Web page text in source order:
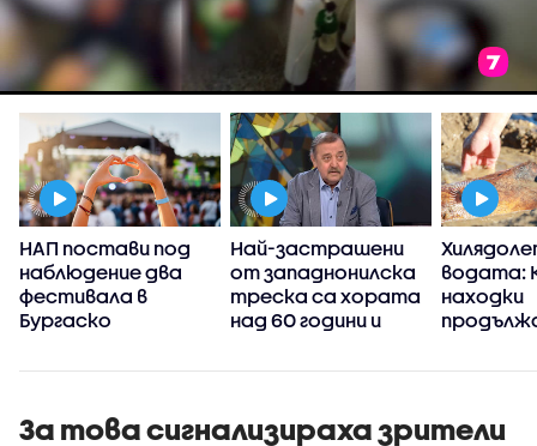
НАП постави под
наблюдение два
фестивала в
Бургаско
Най-застрашени
от западнонилска
треска са хората
над 60 години и
дефицит
водата:
находки
Дунав
За това сигнализираха зрители